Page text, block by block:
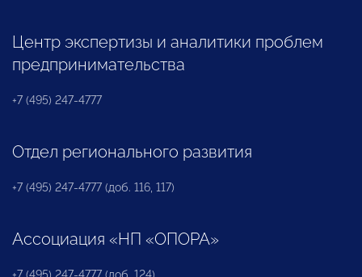
Центр экспертизы и аналитики проблем
предпринимательства
+7 (495) 247-4777
Отдел регионального развития
+7 (495) 247-4777 (доб. 116, 117)
Ассоциация «НП «ОПОРА»